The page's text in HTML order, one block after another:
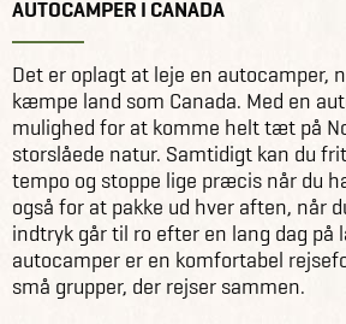
AUTOCAMPER I CANADA
Det er oplagt at leje en autocamper,
kæmpe land som Canada. Med en
mulighed for at komme helt tæt på
storslåede natur. Samtidigt kan du
tempo og stoppe lige præcis når du
også for at pakke ud hver aften,
indtryk går til ro efter en lang dag på
autocamper er en komfortabel
små grupper, der rejser sammen.